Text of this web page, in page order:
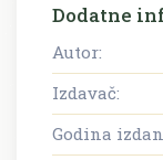
Dodatne
Autor:
Izdavač:
Godina